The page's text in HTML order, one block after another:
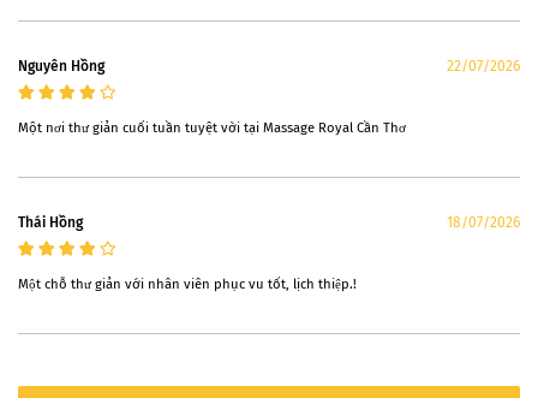
Nguyên Hồng 22/07/2026
Một nơi thư giản cuối tuần tuyệt vời tại Massage Royal Cần Thơ
Thái Hồng 18/07/2026
Một chỗ thư giản với nhân viên phục vu tốt, lịch thiệp.!